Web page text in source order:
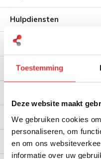
Toestemming
Deze website maakt
We gebruiken cookies
personaliseren, om
en om ons
informatie over uw
Hulpdiensten
Speciale RAM oplossingen
Bescherming tablets en
Accessoires
RAM Mount X-Grip